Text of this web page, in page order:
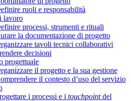
ruoli e responsabilità
lavoro
processi, strumenti e rituali
la documentazione di progetto
tavoli tecnici collaborativi
decisioni
progettuale
il progetto e la sua gestione
il contesto d’uso del servizio
i processi e i touchpointdel